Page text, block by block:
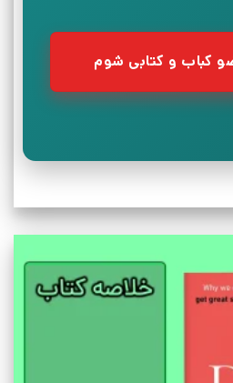
کباب و کتابی شوم